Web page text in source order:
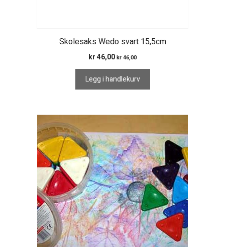
Skolesaks Wedo svart 15,5cm
kr 46,00 kr 46,00
Legg i handlekurv